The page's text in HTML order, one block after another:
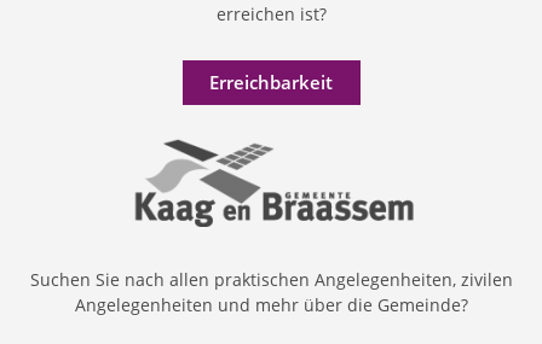
erreichen ist?
Erreichbarkeit
Suchen Sie nach allen praktischen Angelegenheiten, zivilen
Angelegenheiten und mehr über die Gemeinde?